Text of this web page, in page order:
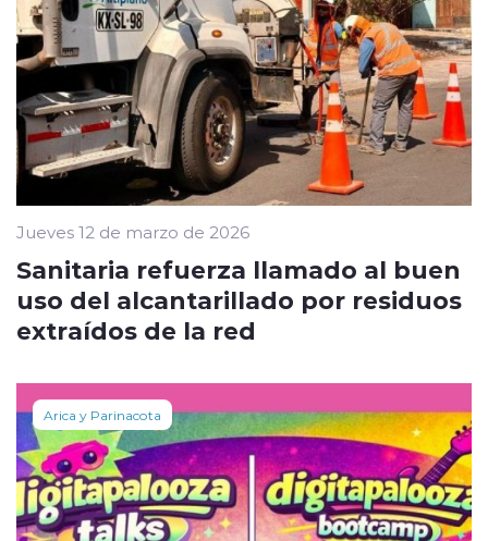
Jueves 12 de marzo de 2026
Sanitaria refuerza llamado al buen
uso del alcantarillado por residuos
extraídos de la red
Arica y Parinacota